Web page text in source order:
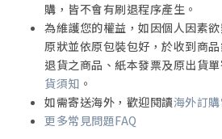
購，皆不會有刷退程序產生。
為維護您的權益，如因個人因素
原狀並依原包裝包好，於收到商
退貨之商品、紙本發票及原出貨
貨須知 。
如需寄送海外，歡迎閱讀海外訂
更多常見問題FAQ